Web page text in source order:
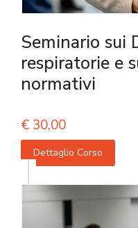
Seminario sui
respiratorie e
normativi
€ 30,00
Dettaglio Corso